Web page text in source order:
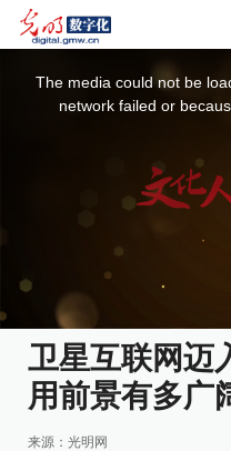
The media could not be
network failed or
卫星互联网迈
用前景有多广
来源： 光明网